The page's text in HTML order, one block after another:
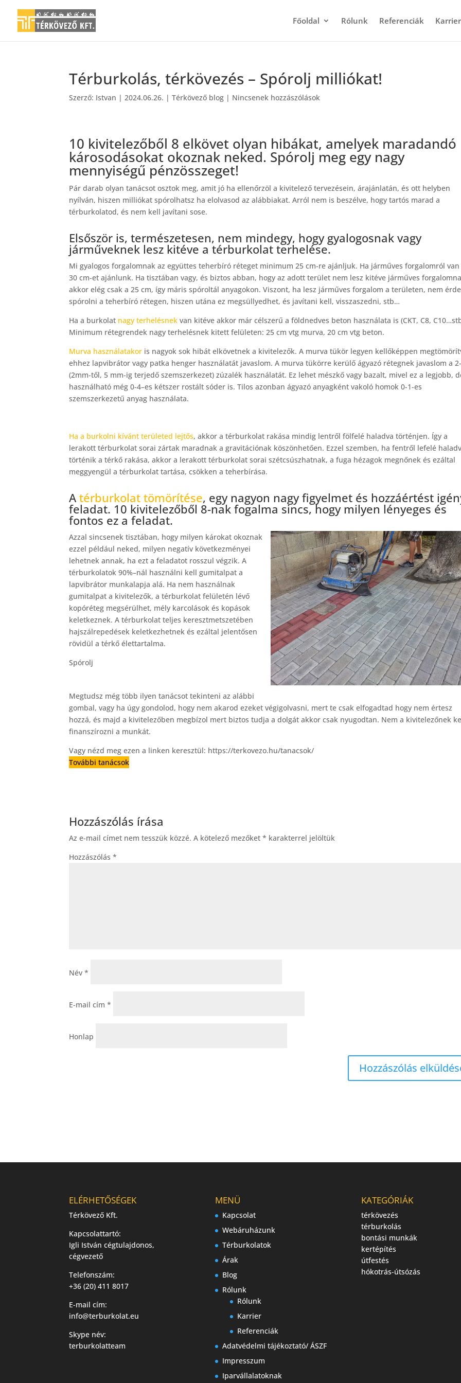
Főoldal Rólunk Referenciák Karrier
Térburkolás, térkövezés – Spórolj milliókat!
Szerző: Istvan |2024.06.26. |Térkövező blog | Nincsenek hozzászólások
10 kivitelezőből 8 elkövet olyan hibákat, amelyek maradandó
károsodásokat okoznak neked. Spórolj meg egy nagy
mennyiségű pénzösszeget!
Pár darab olyan tanácsot osztok meg, amit jó ha ellenőrzöl a kivitelező tervezésein, árajánlatán, és ott helyben
nyílván, hiszen milliókat spórolhatsz ha elolvasod az alábbiakat. Arról nem is beszélve, hogy tartós marad a
térburkolatod, és nem kell javítani sose.
Elsőször is, természetesen, nem mindegy, hogy gyalogosnak vagy
járműveknek lesz kitéve a térburkolat terhelése.
Mi gyalogos forgalomnak az együttes teherbíró réteget minimum 25 cm-re ajánljuk. Ha járműves forgalomról van
30 cm-et ajánlunk. Ha tisztában vagy, és biztos abban, hogy az adott terület nem lesz kitéve járműves
akkor elég csak a 25 cm, így máris spóroltál anyagokon. Viszont, ha lesz járműves forgalom a területen, nem
spórolni a teherbíró rétegen, hiszen utána ez megsüllyedhet, és javítani kell, visszaszedni, stb…
Ha a burkolat nagy terhelésnek van kitéve akkor már célszerű a földnedves beton használata is (CKT, C8,
Minimum rétegrendek nagy terhelésnek kitett felületen: 25 cm vtg murva, 20 cm vtg beton.
Murva használatakor is nagyok sok hibát elkövetnek a kivitelezők. A murva tükör legyen kellőképpen
ehhez lapvibrátor vagy patka henger használatát javaslom. A murva tükörre kerülő ágyazó rétegnek javaslom a
(2mm-től, 5 mm-ig terjedő szemszerkezet) zúzalék használatát. Ez lehet mészkő vagy bazalt, mivel ez a legjobb,
használható még 0-4–es kétszer rostált sóder is. Tilos azonban ágyazó anyagként vakoló homok 0-1-es
szemszerkezetű anyag használata.
Ha a burkolni kívánt területed lejtős, akkor a térburkolat rakása mindig lentről fölfelé haladva történjen. Így a
lerakott térburkolat sorai zártak maradnak a gravitációnak köszönhetően. Ezzel szemben, ha fentről lefelé
történik a térkő rakása, akkor a lerakott térburkolat sorai szétcsúszhatnak, a fuga hézagok megnőnek és ezáltal
meggyengül a térburkolat tartása, csökken a teherbírása.
Atérburkolat tömörítése, egy nagyon nagy figyelmet és hozzáértést
feladat. 10 kivitelezőből 8-nak fogalma sincs, hogy milyen lényeges és
fontos ez a feladat.
Azzal sincsenek tisztában, hogy milyen károkat okoznak
ezzel például neked, milyen negatív következményei
lehetnek annak, ha ezt a feladatot rosszul végzik. A
térburkolatok 90%–nál használni kell gumitalpat a
lapvibrátor munkalapja alá. Ha nem használnak
gumitalpat a kivitelezők, a térburkolat felületén lévő
kopóréteg megsérülhet, mély karcolások és kopások
keletkeznek. A térburkolat teljes keresztmetszetében
hajszálrepedések keletkezhetnek és ezáltal jelentősen
rövidül a térkő élettartalma.
Spórolj
Megtudsz még több ilyen tanácsot tekinteni az alábbi
gombal, vagy ha úgy gondolod, hogy nem akarod ezeket végigolvasni, mert te csak elfogadtad hogy nem értesz
hozzá, és majd a kivitelezőben megbízol mert biztos tudja a dolgát akkor csak nyugodtan. Nem a kivitelezőnek
finanszírozni a munkát.
Vagy nézd meg ezen a linken keresztül: https://terkovezo.hu/tanacsok/
További tanácsok
Hozzászólás írása
Az e-mail címet nem tesszük közzé. A kötelező mezőket* karakterrel jelöltük
Hozzászólás*
Név*
E-mail cím*
Honlap
ELÉRHETŐSÉGEK
Térkövező Kft.
Kapcsolattartó:
Igli István cégtulajdonos,
cégvezető
Telefonszám:
+36 (20) 411 8017
E-mail cím:
info@terburkolat.eu
Skype név:
terburkolatteam
MENÜ
Kapcsolat
Webáruházunk
Térburkolatok
Árak
Blog
Rólunk
Rólunk
Karrier
Referenciák
Adatvédelmi tájékoztató/ ÁSZF
Impresszum
Iparvállalatoknak
KATEGÓRIÁK
térkövezés
térburkolás
bontási munkák
kertépítés
útfestés
hókotrás-útsózás